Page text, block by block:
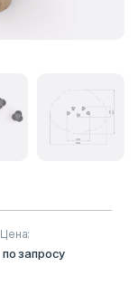
Цена:
по запросу